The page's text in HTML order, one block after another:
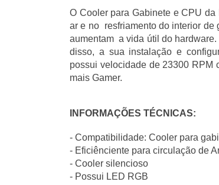
O Cooler para Gabinete e CPU
ar e no  resfriamento do interior
aumentam  a vida útil do
disso, a sua instalação e
possui velocidade de 23300 RPM
mais Gamer.
INFORMAÇÕES TÉCNICAS:
- Compatibilidade: Cooler para
- Eficiênciente para circulação de
- Cooler silencioso
- Possui LED RGB